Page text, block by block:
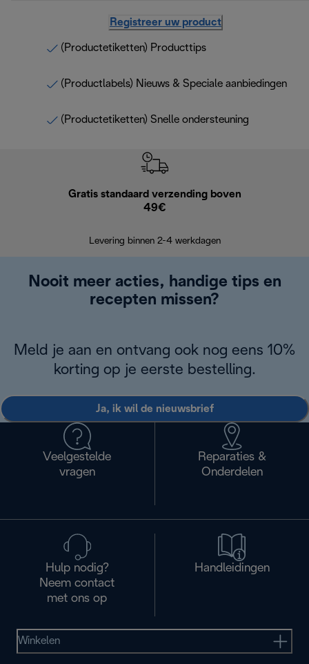
Registreer uw product
(Productetiketten) Producttips
(Productlabels) Nieuws & Speciale aanbiedingen
(Productetiketten) Snelle ondersteuning
Gratis standaard verzending boven
49€
Levering binnen 2-4 werkdagen
Nooit meer acties, handige tips en
recepten missen?
Meld je aan en ontvang ook nog eens 10%
korting op je eerste bestelling.
Ja, ik wil de nieuwsbrief
Veelgestelde
vragen
Reparaties &
Onderdelen
Hulp nodig?
Neem contact
met ons op
Handleidingen
Winkelen